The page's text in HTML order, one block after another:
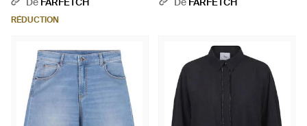
RÉDUCTION